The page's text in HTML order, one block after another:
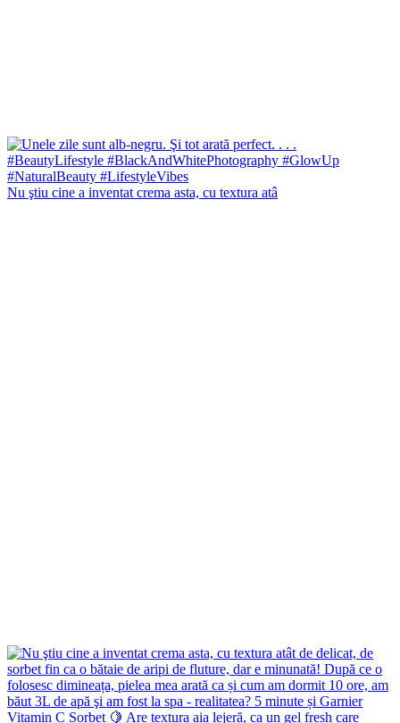
Nu ştiu cine a inventat crema asta, cu textura atâ